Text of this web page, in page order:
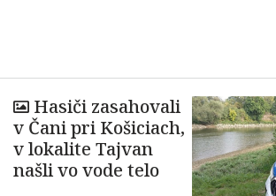
Hasiči zasahovali
v Čani pri Košiciach,
v lokalite Tajvan
našli vo vode telo